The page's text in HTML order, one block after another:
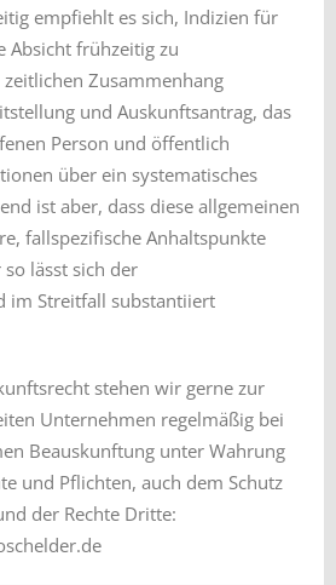
empfiehlt es sich, Indizien für
Absicht frühzeitig zu
Zusammenhang
und Auskunftsantrag, das
Person und öffentlich
über ein systematisches
ist aber, dass diese allgemeinen
fallspezifische Anhaltspunkte
lässt sich der
im Streitfall substantiiert
stehen wir gerne zur
Unternehmen regelmäßig bei
Beauskunftung unter Wahrung
und Pflichten, auch dem Schutz
der Rechte Dritte: